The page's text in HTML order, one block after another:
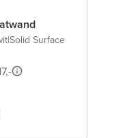
|Solid Surface